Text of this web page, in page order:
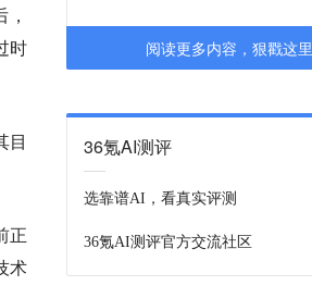
时
目
正
术
阅读更多内容，狠戳这里
36氪AI测评
选靠谱AI，看真实评测
36氪AI测评官方交流社区